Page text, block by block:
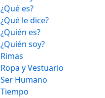
¿Qué es?
¿Qué le dice?
¿Quién es?
¿Quién soy?
Rimas
Ropa y Vestuario
Ser Humano
Tiempo